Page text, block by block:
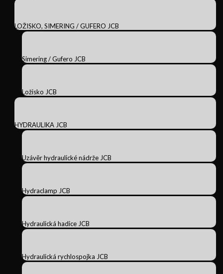
LOŽISKO, SIMERING / GUFERO JCB
Simering / Gufero JCB
Ložisko JCB
HYDRAULIKA JCB
Uzávěr hydraulické nádrže JCB
Hydraclamp JCB
Hydraulická hadice JCB
Hydraulická rychlospojka JCB